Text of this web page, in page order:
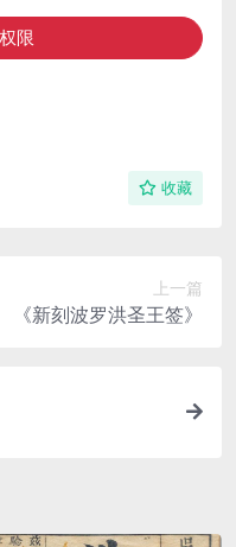
限
收藏
上一篇
《新刻波罗洪圣王签》